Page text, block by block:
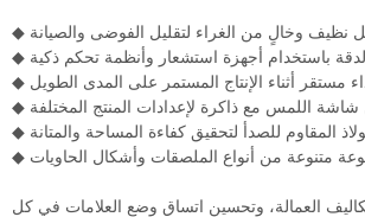
نظيف وخالٍ من الغراء لتقليل الفوضى والصيانة
باستخدام أجهزة استشعار وأنظمة تحكم ذكية
مستقر أثناء الإنتاج المستمر على المدى الطويل
شاشة اللمس مع ذاكرة لإعدادات المنتج المختلفة
المقاوم للصدأ لتحقيق كفاءة المساحة والمتانة
متنوعة من أنواع الملصقات وأشكال الحاويات
العمالة، وتحسين اتساق وضع العلامات في كل